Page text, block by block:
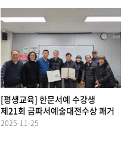
[평생교육] 한문서예 수강생
제21회 금파서예술대전수상 쾌거
2025-11-25